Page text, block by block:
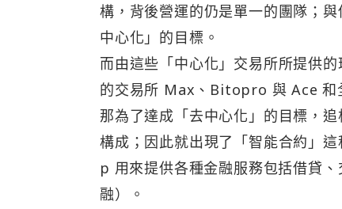
構，背後營運的仍是單一的團隊；
中心化」的目標。
而由這些「中心化」交易所所提供
的交易所 Max、Bitopro 與 Ace 和
那為了達成「去中心化」的目標，
構成；因此就出現了「智能合約」
p 用來提供各種金融服務包括借貸
融）。